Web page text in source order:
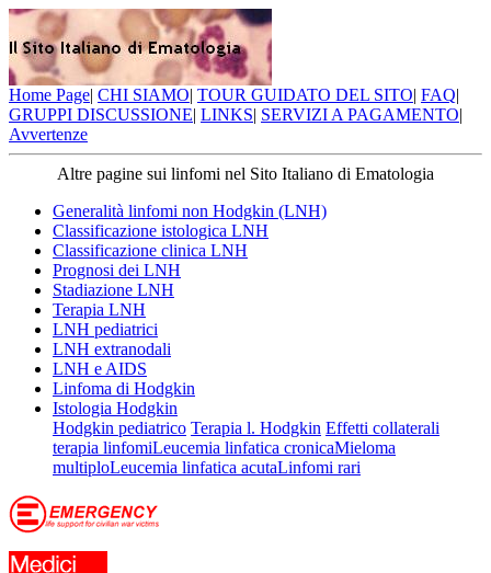
Home Page| CHI SIAMO| TOUR GUIDATO DEL SITO| FAQ|
GRUPPI DISCUSSIONE| LINKS| SERVIZI A PAGAMENTO|
Avvertenze
Altre pagine sui linfomi nel Sito Italiano di Ematologia
Generalità linfomi non Hodgkin (LNH)
Classificazione istologica LNH
Classificazione clinica LNH
Prognosi dei LNH
Stadiazione LNH
Terapia LNH
LNH pediatrici
LNH extranodali
LNH e AIDS
Linfoma di Hodgkin
Istologia Hodgkin
Hodgkin pediatrico Terapia l. Hodgkin Effetti collaterali
terapia linfomiLeucemia linfatica cronicaMieloma
multiploLeucemia linfatica acutaLinfomi rari